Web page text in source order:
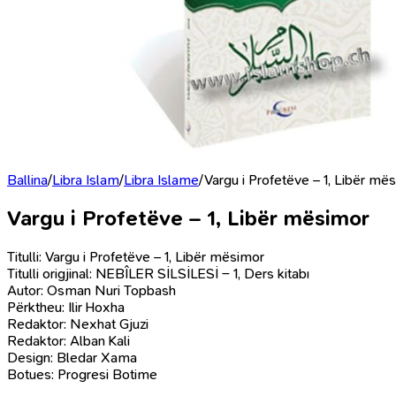
Ballina/Libra Islam/Libra Islame/Vargu i Profetëve – 1, Libër
Vargu i Profetëve – 1, Libër mësimor
Titulli: Vargu i Profetëve – 1, Libër mësimor
Titulli origjinal: NEBÎLER SİLSİLESİ – 1, Ders kitabı
Autor: Osman Nuri Topbash
Përktheu: Ilir Hoxha
Redaktor: Nexhat Gjuzi
Redaktor: Alban Kali
Design: Bledar Xama
Botues: Progresi Botime